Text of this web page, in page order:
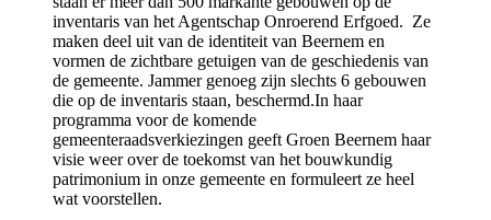
inventaris van het Agentschap Onroerend Erfgoed. Ze
maken deel uit van de identiteit van Beernem en
vormen de zichtbare getuigen van de geschiedenis van
de gemeente. Jammer genoeg zijn slechts 6 gebouwen
die op de inventaris staan, beschermd.In haar
programma voor de komende
gemeenteraadsverkiezingen geeft Groen Beernem haar
visie weer over de toekomst van het bouwkundig
patrimonium in onze gemeente en formuleert ze heel
wat voorstellen.